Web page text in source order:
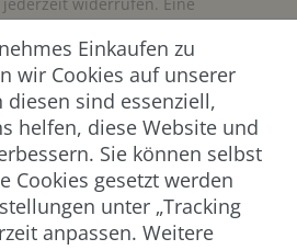
ist jederzeit möglich.**
handelt es sich um ein Pflichtfeld.
Einkaufen zu
wir Cookies auf unserer
diesen sind essenziell,
helfen, diese Website und
Sie können selbst
Cookies gesetzt werden
unter „Tracking
anpassen. Weitere